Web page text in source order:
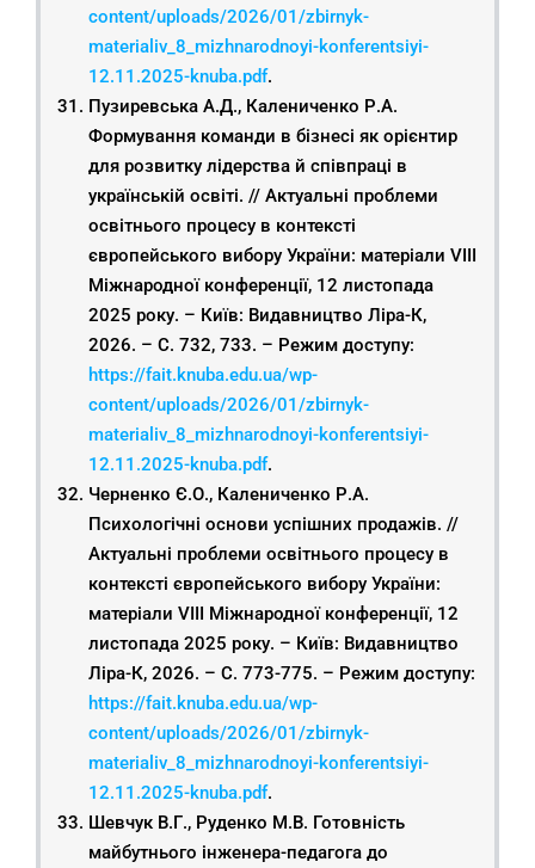
content/uploads/2026/01/zbirnyk-
materialiv_8_mizhnarodnoyi-konferentsiyi-
12.11.2025-knuba.pdf.
Пузиревська А.Д., Калениченко Р.А.
Формування команди в бізнесі як орієнтир
для розвитку лідерства й співпраці в
українській освіті. // Актуальні проблеми
освітнього процесу в контексті
європейського вибору України: матеріали VIІІ
Міжнародної конференції, 12 листопада
2025 року. – Київ: Видавництво Ліра-К,
2026. – С. 732, 733. – Режим доступу:
https://fait.knuba.edu.ua/wp-
content/uploads/2026/01/zbirnyk-
materialiv_8_mizhnarodnoyi-konferentsiyi-
12.11.2025-knuba.pdf.
Черненко Є.О., Калениченко Р.А.
Психологічні основи успішних продажів. //
Актуальні проблеми освітнього процесу в
контексті європейського вибору України:
матеріали VIІІ Міжнародної конференції, 12
листопада 2025 року. – Київ: Видавництво
Ліра-К, 2026. – С. 773-775. – Режим доступу:
https://fait.knuba.edu.ua/wp-
content/uploads/2026/01/zbirnyk-
materialiv_8_mizhnarodnoyi-konferentsiyi-
12.11.2025-knuba.pdf.
Шевчук В.Г., Руденко М.В. Готовність
майбутнього інженера-педагога до